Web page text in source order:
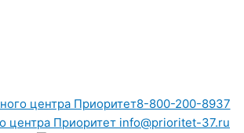
8-800-200-8937
info@prioritet-37.ru